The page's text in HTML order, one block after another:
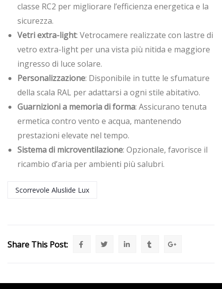
classe RC2 per migliorare l’efficienza energetica e la
sicurezza.
Vetri extra-light: Vetrocamere realizzate con lastre di
vetro extra-light per una vista più nitida e maggiore
ingresso di luce solare.
Personalizzazione: Disponibile in tutte le sfumature
della scala RAL per adattarsi a ogni stile abitativo.
Guarnizioni a memoria di forma: Assicurano tenuta
ermetica contro vento e acqua, mantenendo
prestazioni elevate nel tempo.
Sistema di microventilazione: Opzionale, favorisce il
ricambio d’aria per ambienti più salubri.
Scorrevole Aluslide Lux
Share This Post: